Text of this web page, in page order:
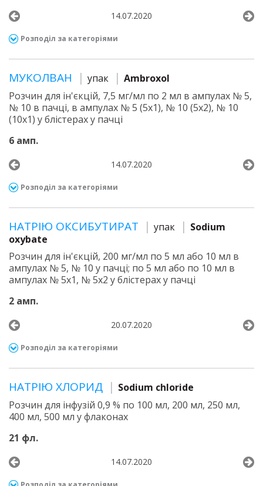
14.07.2020
Розподіл за категоріями
МУКОЛВАН упак
Ambroxol
Розчин для ін'єкцій, 7,5 мг/мл по 2 мл в ампулах № 5,
№ 10 в пачці, в ампулах № 5 (5х1), № 10 (5х2), № 10
(10х1) у блістерах у пачці
6 амп.
14.07.2020
Розподіл за категоріями
НАТРІЮ ОКСИБУТИРАТ упак
Sodium
oxybate
Розчин для ін'єкцій, 200 мг/мл по 5 мл або 10 мл в
ампулах № 5, № 10 у пачці; по 5 мл або по 10 мл в
ампулах № 5х1, № 5х2 у блістерах у пачці
2 амп.
20.07.2020
Розподіл за категоріями
НАТРІЮ ХЛОРИД
Sodium chloride
Розчин для інфузій 0,9 % по 100 мл, 200 мл, 250 мл,
400 мл, 500 мл у флаконах
21 фл.
14.07.2020